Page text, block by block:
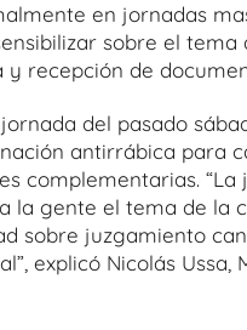
en jornadas
sobre el
y recepción de
del pasado
antirrábica para
complementarias.
la gente el tema de
sobre juzgamiento
explicó Nicolás